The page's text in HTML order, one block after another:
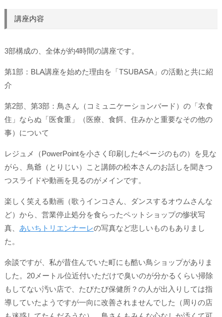
講座内容
3部構成の、全体が約4時間の講座です。
第1部：BLA講座を始めた理由を「TSUBASA」の活動と共に紹
介
第2部、第3部：鳥さん（コミュニケーションバード）の「衣食
住」ならぬ「医食重」（医療、食餌、住みかと重要なその他の
事）について
レジュメ（PowerPointを小さく印刷した4ページのもの）を見な
がら、鳥爺（とりじい）こと講師の松本さんのお話しを聞きつ
つスライドや動画を見るのがメインです。
楽しく笑える動画（歌うインコさん、ダンスするオウムさんな
ど）から、営業停止処分を食らったペットショップの惨状写
真、 あいちトリエンナーレの写真など悲しいものもありまし
た。
余談ですが、私が昔住んでいた町にも酷い鳥ショップがありま
した。20メートル位近付いただけで臭いのが分かるくらい掃除
もしてない汚い店で、たびたび保健所？の人が出入りしては指
導していたようですが一向に改善されませんでした（周りの店